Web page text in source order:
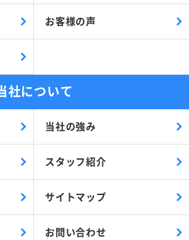
お客様の声
社について
当社の強み
スタッフ紹介
サイトマップ
お問い合わせ